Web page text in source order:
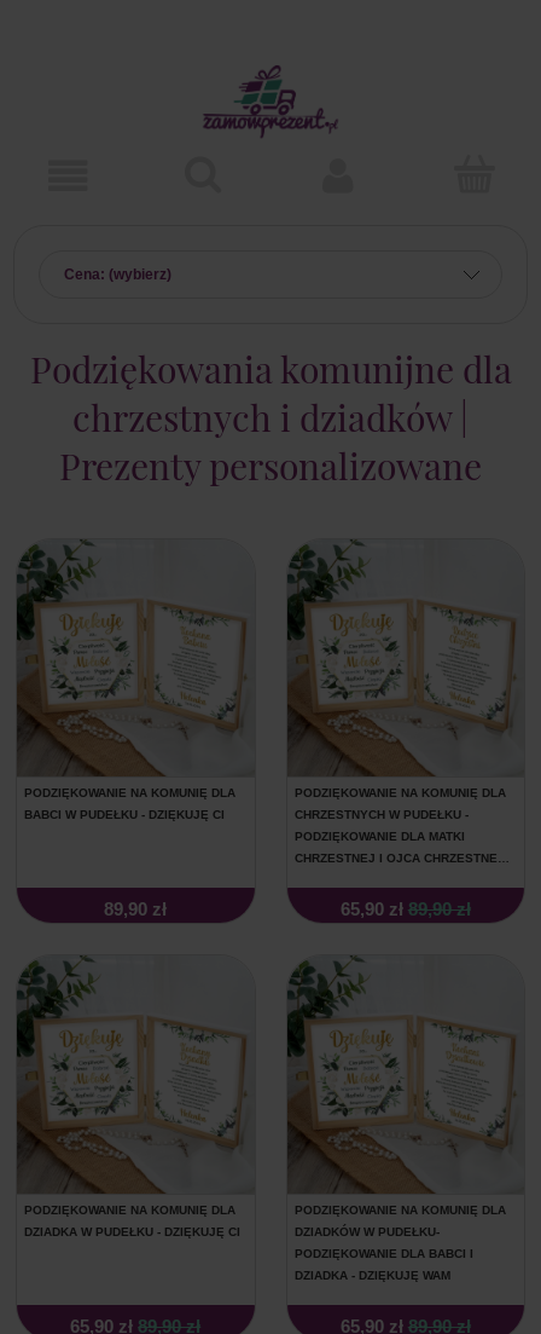
Cena: (wybierz)
Podziękowania komunijne dla
chrzestnych i dziadków |
Prezenty personalizowane
PODZIĘKOWANIE NA KOMUNIĘ DLA
BABCI W PUDEŁKU - DZIĘKUJĘ CI
89,90 zł
PODZIĘKOWANIE NA KOMUNIĘ DLA
CHRZESTNYCH W PUDEŁKU -
PODZIĘKOWANIE DLA MATKI
CHRZESTNEJ I OJCA CHRZESTNEGO
65,90 zł 89,90 zł
PODZIĘKOWANIE NA KOMUNIĘ DLA
DZIADKA W PUDEŁKU - DZIĘKUJĘ CI
65,90 zł 89,90 zł
PODZIĘKOWANIE NA KOMUNIĘ DLA
DZIADKÓW W PUDEŁKU-
PODZIĘKOWANIE DLA BABCI I
DZIADKA - DZIĘKUJĘ WAM
65,90 zł 89,90 zł